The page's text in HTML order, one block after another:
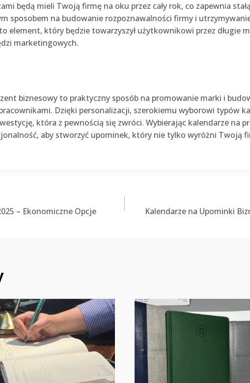
będą mieli Twoją firmę na oku przez cały rok, co zapewnia
sposobem na budowanie rozpoznawalności firmy i
element, który będzie towarzyszył użytkownikowi przez długie
marketingowych.
biznesowy to praktyczny sposób na promowanie marki i
Dzięki personalizacji, szerokiemu wyborowi typów
która z pewnością się zwróci. Wybierając kalendarze na
aby stworzyć upominek, który nie tylko wyróżni Twoją
– Ekonomiczne Opcje Kalendarze na Upominki